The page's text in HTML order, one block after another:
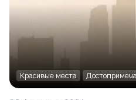
Красивые места